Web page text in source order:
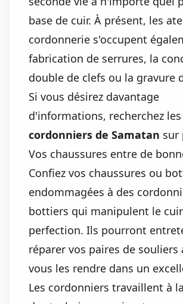
base de cuir. À présent, les
cordonnerie s'occupent
fabrication de serrures, la
double de clefs ou la gravure
Si vous désirez davantage
d'informations, recherchez les
cordonniers de Samatan sur
Vos chaussures entre de
Confiez vos chaussures ou
endommagées à des
bottiers qui manipulent le
perfection. Ils pourront
réparer vos paires de souliers
vous les rendre dans un
Les cordonniers travaillent à